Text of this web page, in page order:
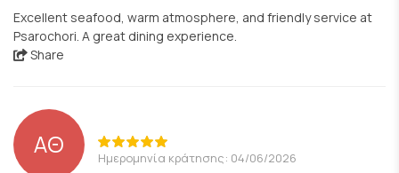
Excellent seafood, warm atmosphere, and friendly service at
Psarochori. A great dining experience.
Share
ΑΘ Ημερομηνία κράτησης: 04/06/2026